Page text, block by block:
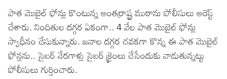
పాత మొబైల్ ఫోన్లు కొంటున్న అంతర్రాష్ట్ర ముఠాను పోలీసులు అరెస్ట్
చేశారు. నిందితుల దగ్గర ఏకంగా.. 4 వేల పాత మొబైల్ ఫోన్లు
స్వాధీనం చేసుకున్నారు. జనాల దగ్గర చవకగా కొన్న ఈ పాత మొబైల్
ఫోన్లను.. సైబర్ నేరగాళ్లు సైబర్ క్రైంలు చేసేందుకు వాడుతున్నట్టు
పోలీసులు గుర్తించారు.